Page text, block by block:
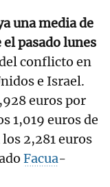
una media de
pasado lunes
conflicto en
e Israel.
euros por
1,019 euros de
2,281 euros
Facua-